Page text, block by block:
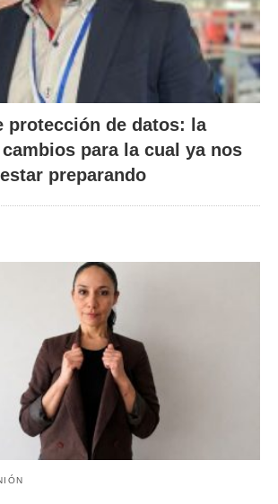
protección de datos: la
para la cual ya nos
preparando